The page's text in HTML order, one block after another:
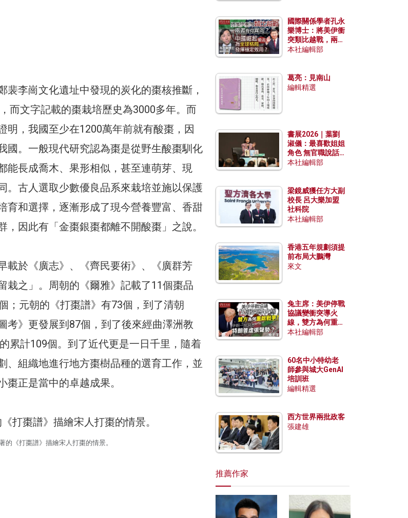
裴李崗文化遺址中發現的炭化的棗核推斷，
而文字記載的棗栽培歷史為3000多年。而
明，我國至少在1200萬年前就有酸棗，因
國。一般現代研究認為棗是從野生酸棗馴化
能長成喬木、果形相似，甚至連萌芽、現
。古人選取少數優良品系來栽培並施以保護
育和選擇，逐漸形成了現今營養豐富、香甜
因此有「金棗銀棗都離不開酸棗」之說。
載於《廣志》、《齊民要術》、《廣群芳
栽之」。周朝的《爾雅》記載了11個棗品
；元朝的《打棗譜》有73個，到了清朝
考》更發展到87個，到了後來經曲澤洲教
累計109個。到了近代更是一日千里，隨着
、組織地進行地方棗樹品種的選育工作，並
正是當中的卓越成果。
的《打棗譜》描繪宋人打棗的情景。
國際關係學者孔永
樂博士：將美伊衝
突類比越戰，兩者
有何異同？中國崛
本社編輯部
葛亮：見南山
編輯精選
書展2026｜葉劉
淑儀：最喜歡姐姐
角色 無官職說話
包袱少
本社編輯部
梁鏡威獲任方大副
校長 呂大樂加盟
社科院
本社編輯部
香港五年規劃須提
前布局大鵬灣
來文
兔主席：美伊停戰
協議變衝突導火
線，雙方為何重啟
戰爭？伊朗一早洞
本社編輯部
60名中小特幼老
師參與城大GenAI
培訓班
編輯精選
西方世界兩批政客
張建雄
推薦作家